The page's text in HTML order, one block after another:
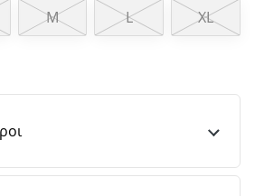
M L XL